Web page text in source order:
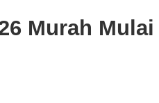
Murah Mulai